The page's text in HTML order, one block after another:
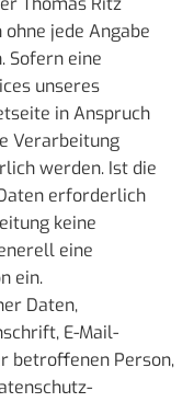
jede Angabe
Sofern eine
unseres
in Anspruch
Verarbeitung
werden. Ist die
erforderlich
keine
eine
ein.
Daten,
E-Mail-
betroffenen Person,